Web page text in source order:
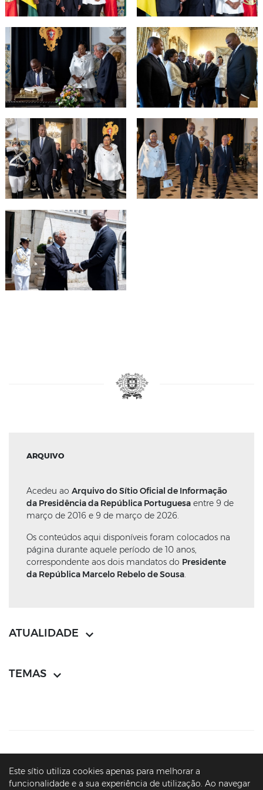
Este sítio utiliza cookies apenas para melhorar a
funcionalidade e a sua experiência de utilização. Ao navegar
ARQUIVO
Acedeu ao Arquivo do Sítio Oficial de Informação
da Presidência da República Portuguesa entre 9 de
março de 2016 e 9 de março de 2026.
Os conteúdos aqui disponíveis foram colocados na
página durante aquele período de 10 anos,
correspondente aos dois mandatos do Presidente
da República Marcelo Rebelo de Sousa.
ATUALIDADE
TEMAS
ACESSIBILIDADE